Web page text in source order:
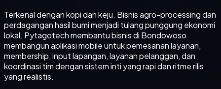
Terkenal dengan kopi dan keju. Bisnis agro-processing dan
perdagangan hasil bumi menjadi tulang punggung ekonomi
lokal. Pytagotech membantu bisnis di Bondowoso
membangun aplikasi mobile untuk pemesanan layanan,
membership, input lapangan, layanan pelanggan, dan
koordinasi tim dengan sistem inti yang rapi dan ritme rilis
yang realistis.